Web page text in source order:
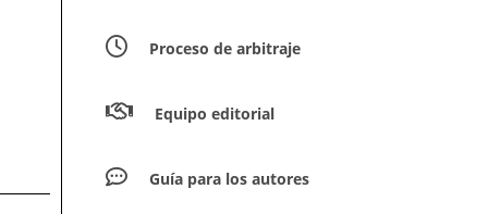
Proceso de arbitraje
Equipo editorial
Guía para los autores